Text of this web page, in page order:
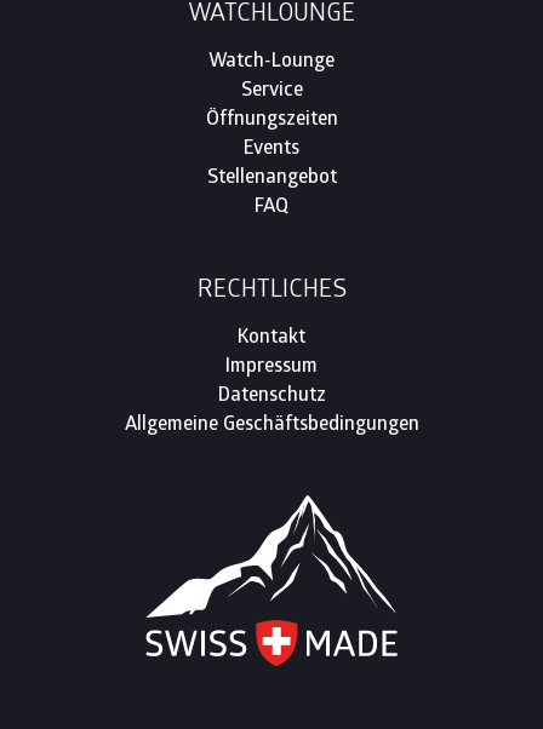
WATCHLOUNGE
Watch-Lounge
Service
Öffnungszeiten
Events
Stellenangebot
FAQ
RECHTLICHES
Kontakt
Impressum
Datenschutz
Allgemeine Geschäftsbedingungen